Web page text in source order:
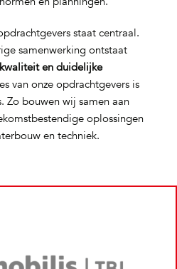
staat centraal.
samenwerking ontstaat
en duidelijke
van onze opdrachtgevers is
Zo bouwen wij samen aan
oplossingen
en techniek.